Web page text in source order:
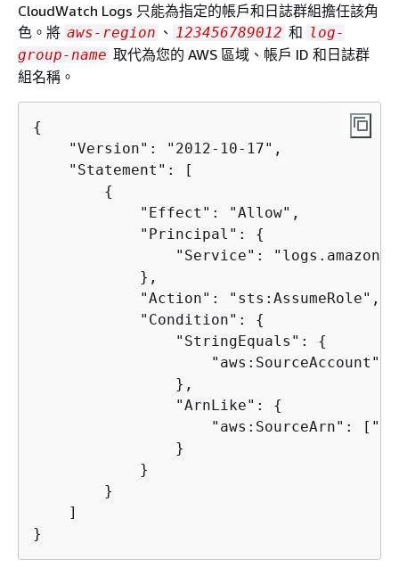
CloudWatch Logs 只能為指定的帳戶和日誌群組擔任該角
色。將 aws-region 、 123456789012 和 log-
group-name 取代為您的 AWS 區域、帳戶 ID 和日誌群
組名稱。
{
    "Version": "2012-10-17",
    "Statement": [
{
            "Effect": "Allow",
            "Principal":
{
"Service":
            },
            "Action": "sts:AssumeRole",
            "Condition":
{
                "StringEquals":
{
"aws:SourceAccount":
                },
                "ArnLike":
{
"aws:SourceArn":
                }
            }
        }
    ]
}